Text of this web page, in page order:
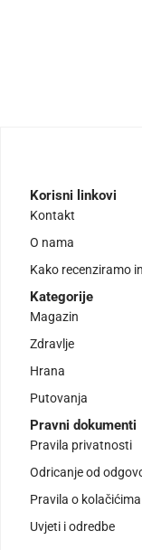
Korisni linkovi
Kontakt
O nama
Kako recenziramo
Kategorije
Magazin
Zdravlje
Hrana
Putovanja
Pravni dokumenti
Pravila privatnosti
Odricanje od
Pravila o kolačićima
Uvjeti i odredbe